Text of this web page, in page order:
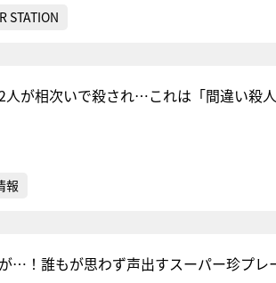
STATION
人が相次いで殺され…これは「間違い殺
報
…！誰もが思わず声出すスーパー珍プレ